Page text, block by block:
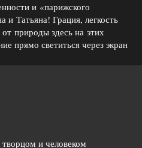
и «парижского
Татьяна! Грация, легкость
природы здесь на этих
прямо светиться через экран
и человеком